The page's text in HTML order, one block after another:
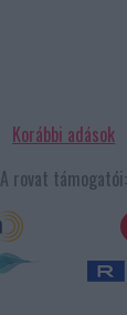
Korábbi adások
A rovat támogatói: